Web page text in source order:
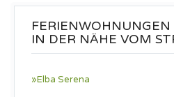
IN DER NÄHE VOM
»Elba Serena